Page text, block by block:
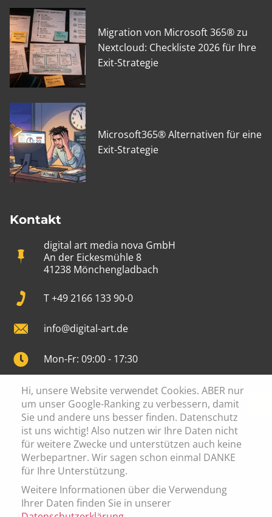
Migration von Microsoft 365® zu
Nextcloud: Checkliste 2026 für Ihre
Exit-Strategie
Microsoft365® Alternativen für eine
Exit-Strategie
Kontakt
digital art media nova GmbH
An der Eickesmühle 8
41238 Mönchengladbach
T +49 2166 133 90-0
info@digital-art.de
Mon-Fr: 09:00 - 17:30
Cookie Einstellung
Datenschutz
Impressum
AGB
Hi, unsere Website verwendet Cookies. ABER nur
um unser Google-Ranking zu verbessern, damit
Sie und andere uns besser finden. Datenschutz
ist uns wichtig! Also nutzen wir Ihre Daten nicht
für weitere Zwecke und unterstützen auch keine
Werbepartner. Wir sagen schon einmal DANKE
für Ihre Unterstützung.
Weitere Informationen über die Verwendung
Ihrer Daten finden Sie in unserer